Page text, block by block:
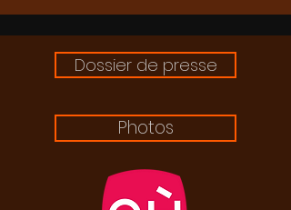
Dossier de presse
Photos